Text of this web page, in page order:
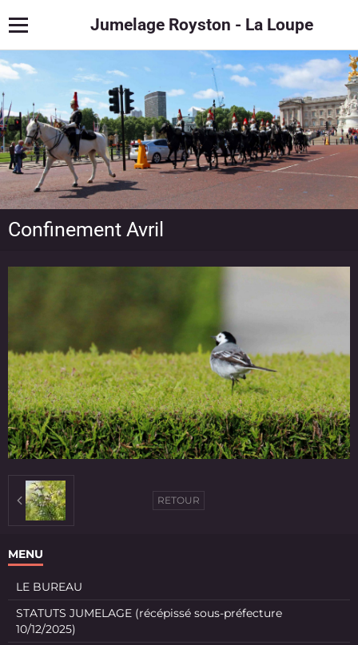
Jumelage Royston - La Loupe
Confinement Avril
RETOUR
MENU
LE BUREAU
STATUTS JUMELAGE (récépissé sous-préfecture
10/12/2025)